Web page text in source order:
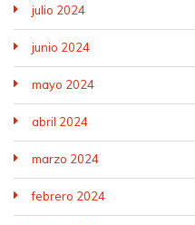
julio 2024
junio 2024
mayo 2024
abril 2024
marzo 2024
febrero 2024